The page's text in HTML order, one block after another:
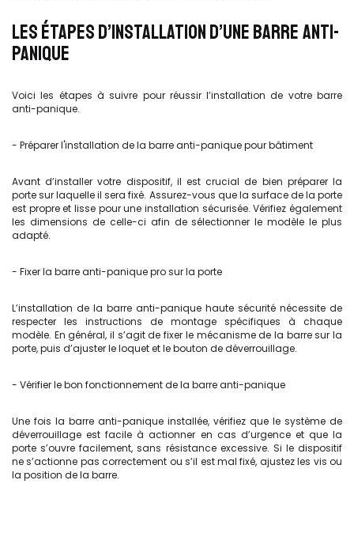
LES ÉTAPES D’INSTALLATION D’UNE BARRE ANTI-
PANIQUE
Voici les étapes à suivre pour réussir l’installation de votre barre
anti-panique.
- Préparer l'installation de la barre anti-panique pour bâtiment
Avant d’installer votre dispositif, il est crucial de bien préparer la
porte sur laquelle il sera fixé. Assurez-vous que la surface de la porte
est propre et lisse pour une installation sécurisée. Vérifiez également
les dimensions de celle-ci afin de sélectionner le modèle le plus
adapté.
- Fixer la barre anti-panique pro sur la porte
L’installation de la barre anti-panique haute sécurité nécessite de
respecter les instructions de montage spécifiques à chaque
modèle. En général, il s’agit de fixer le mécanisme de la barre sur la
porte, puis d’ajuster le loquet et le bouton de déverrouillage.
- Vérifier le bon fonctionnement de la barre anti-panique
Une fois la barre anti-panique installée, vérifiez que le système de
déverrouillage est facile à actionner en cas d’urgence et que la
porte s’ouvre facilement, sans résistance excessive. Si le dispositif
ne s’actionne pas correctement ou s’il est mal fixé, ajustez les vis ou
la position de la barre.